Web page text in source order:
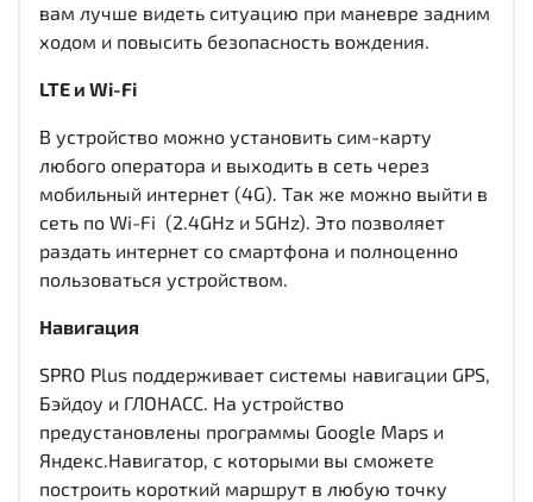
вам лучше видеть ситуацию при маневре задним
ходом и повысить безопасность вождения.
LTE и Wi-Fi
В устройство можно установить сим-карту
любого оператора и выходить в сеть через
мобильный интернет (4G). Так же можно выйти в
сеть по Wi-Fi (2.4GHz и 5GHz). Это позволяет
раздать интернет со смартфона и полноценно
пользоваться устройством.
Навигация
SPRO Plus поддерживает системы навигации GPS,
Бэйдоу и ГЛОНАСС. На устройство
предустановлены программы Google Maps и
Яндекс.Навигатор, с которыми вы сможете
построить короткий маршрут в любую точку